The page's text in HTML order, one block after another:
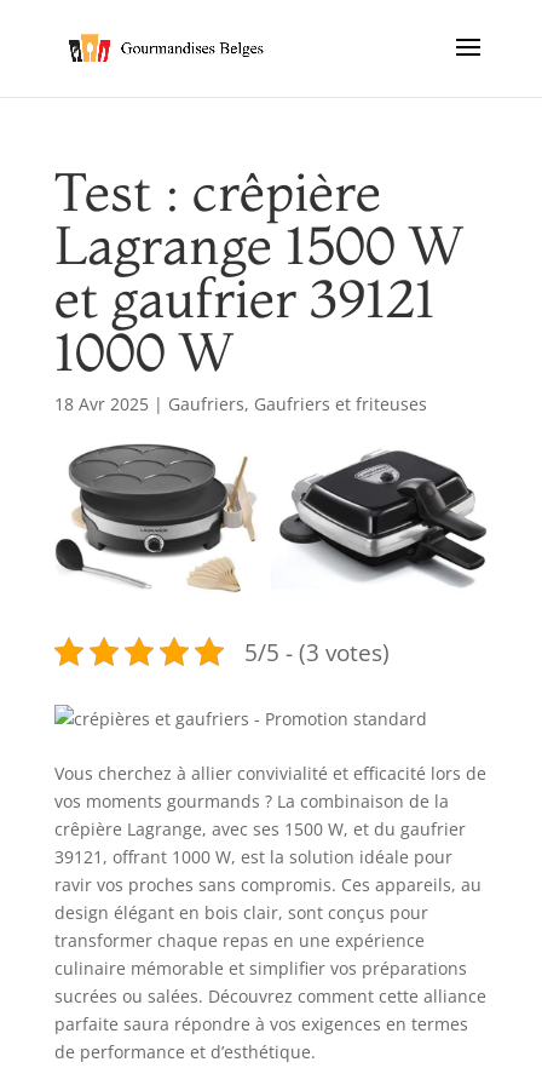
Test : crêpière
Lagrange 1500 W
et gaufrier 39121
1000 W
18 Avr 2025| Gaufriers, Gaufriers et friteuses
5/5 - (3 votes)
Vous cherchez à allier convivialité et efficacité lors de
vos moments gourmands ? La combinaison de la
crêpière Lagrange, avec ses 1500 W, et du gaufrier
39121, offrant 1000 W, est la solution idéale pour
ravir vos proches sans compromis. Ces appareils, au
design élégant en bois clair, sont conçus pour
transformer chaque repas en une expérience
culinaire mémorable et simplifier vos préparations
sucrées ou salées. Découvrez comment cette alliance
parfaite saura répondre à vos exigences en termes
de performance et d’esthétique.